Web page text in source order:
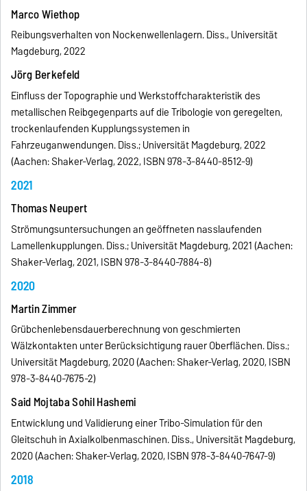
Marco Wiethop
Reibungsverhalten von Nockenwellenlagern. Diss., Universität
Magdeburg, 2022
Jörg Berkefeld
Einfluss der Topographie und Werkstoffcharakteristik des
metallischen Reibgegenparts auf die Tribologie von geregelten,
trockenlaufenden Kupplungssystemen in
Fahrzeuganwendungen. Diss.; Universität Magdeburg, 2022
(Aachen: Shaker-Verlag, 2022, ISBN 978-3-8440-8512-9)
2021
Thomas Neupert
Strömungsuntersuchungen an geöffneten nasslaufenden
Lamellenkupplungen. Diss.; Universität Magdeburg, 2021 (Aachen:
Shaker-Verlag, 2021, ISBN 978-3-8440-7884-8)
2020
Martin Zimmer
Grübchenlebensdauerberechnung von geschmierten
Wälzkontakten unter Berücksichtigung rauer Oberflächen. Diss.;
Universität Magdeburg, 2020 (Aachen: Shaker-Verlag, 2020, ISBN
978-3-8440-7675-2)
Said Mojtaba Sohil Hashemi
Entwicklung und Validierung einer Tribo-Simulation für den
Gleitschuh in Axialkolbenmaschinen. Diss., Universität Magdeburg,
2020 (Aachen: Shaker-Verlag, 2020, ISBN 978-3-8440-7647-9)
2018